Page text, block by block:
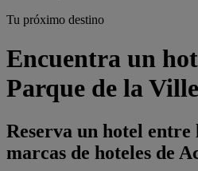
Tu próximo destino
Encuentra un
Parque de la
Reserva un hotel entre
marcas de hoteles de